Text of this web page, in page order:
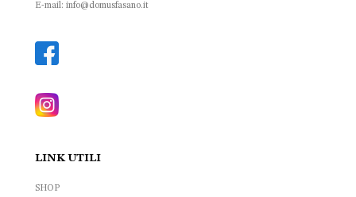
E-mail: info@domusfasano.it
LINK UTILI
SHOP